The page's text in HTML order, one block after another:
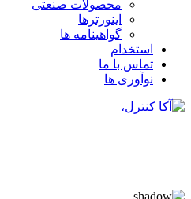
محصولات صنعتی
اینورترها
گواهینامه ها
استخدام
تماس با ما
نوآوری ها